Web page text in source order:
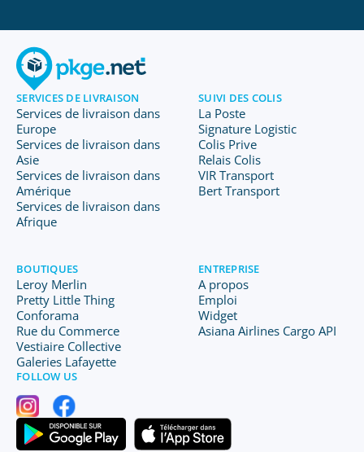
SERVICES DE LIVRAISON
Services de livraison dans
Europe
Services de livraison dans
Asie
Services de livraison dans
Amérique
Services de livraison dans
Afrique
SUIVI DES COLIS
La Poste
Signature Logistic
Colis Prive
Relais Colis
VIR Transport
Bert Transport
BOUTIQUES
Leroy Merlin
Pretty Little Thing
Conforama
Rue du Commerce
Vestiaire Collective
Galeries Lafayette
ENTREPRISE
A propos
Emploi
Widget
Asiana Airlines Cargo API
FOLLOW US